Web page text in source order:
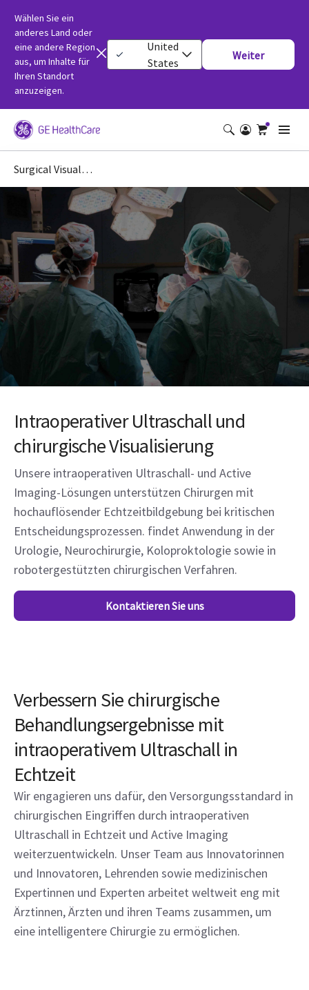
Wählen Sie ein
anderes Land oder
eine andere Region
aus, um Inhalte für
Ihren Standort
anzuzeigen.
United
States
Weiter
Surgical Visualization Guidance
Intraoperativer Ultraschall und
chirurgische Visualisierung
Unsere intraoperativen Ultraschall- und Active
Imaging-Lösungen unterstützen Chirurgen mit
hochauflösender Echtzeitbildgebung bei kritischen
Entscheidungsprozessen. findet Anwendung in der
Urologie, Neurochirurgie, Koloproktologie sowie in
robotergestützten chirurgischen Verfahren.
Kontaktieren Sie uns
Verbessern Sie chirurgische
Behandlungsergebnisse mit
intraoperativem Ultraschall in
Echtzeit
Wir engagieren uns dafür, den Versorgungsstandard in
chirurgischen Eingriffen durch intraoperativen
Ultraschall in Echtzeit und Active Imaging
weiterzuentwickeln. Unser Team aus Innovatorinnen
und Innovatoren, Lehrenden sowie medizinischen
Expertinnen und Experten arbeitet weltweit eng mit
Ärztinnen, Ärzten und ihren Teams zusammen, um
eine intelligentere Chirurgie zu ermöglichen.